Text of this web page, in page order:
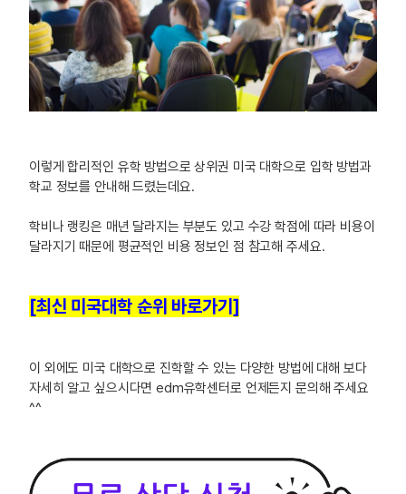
이렇게 합리적인 유학 방법으로 상위권 미국 대학으로 입학 방법과
학교 정보를 안내해 드렸는데요.
학비나 랭킹은 매년 달라지는 부분도 있고 수강 학점에 따라 비용이
달라지기 때문에 평균적인 비용 정보인 점 참고해 주세요.
[최신 미국대학 순위 바로가기]
이 외에도 미국 대학으로 진학할 수 있는 다양한 방법에 대해 보다
자세히 알고 싶으시다면 edm유학센터로 언제든지 문의해 주세요
^^